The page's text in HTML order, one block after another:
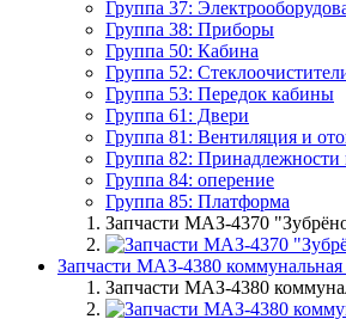
Группа 37:
Группа 38: Приборы
Группа 50: Кабина
Группа 52:
Группа 53: Передок кабины
Группа 61: Двери
Группа 81: Вентиляция и
Группа 82:
Группа 84: оперение
Группа 85: Платформа
Запчасти МАЗ-4370
Запчасти МАЗ-4380 коммунальная
Запчасти МАЗ-4380